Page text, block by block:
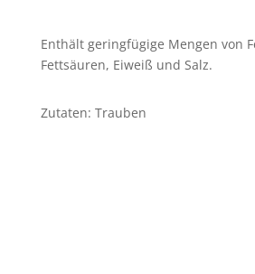
Enthält geringfügige Mengen von
Fettsäuren, Eiweiß und Salz.
Zutaten: Trauben